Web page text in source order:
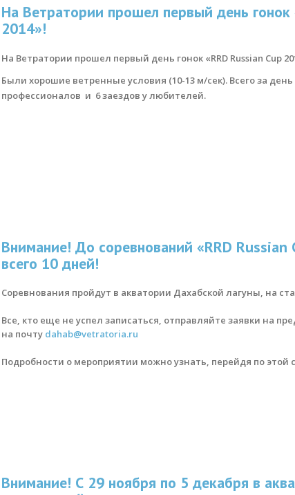
На Ветратории прошел первый день гонок
2014»!
На Ветратории прошел первый день гонок «RRD Russian Cup
Были хорошие ветренные условия (10-13 м/сек). Всего за день
профессионалов и 6 заездов у любителей.
Внимание! До соревнований «RRD Russian
всего 10 дней!
Соревнования пройдут в акватории Дахабской лагуны, на
Все, кто еще не успел записаться, отправляйте заявки на
на почту dahab@vetratoria.ru
Подробности о мероприятии можно узнать, перейдя по этой
Внимание! С 29 ноября по 5 декабря в